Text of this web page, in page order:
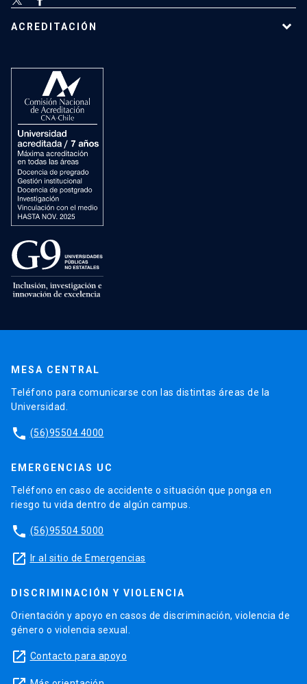
ACREDITACIÓN
MESA CENTRAL
Teléfono para comunicarse con las distintas áreas de la
Universidad.
phone (56)95504 4000
EMERGENCIAS UC
Teléfono en caso de accidente o situación que ponga en
riesgo tu vida dentro de algún campus.
phone (56)95504 5000
launch Ir al sitio de Emergencias
DISCRIMINACIÓN Y VIOLENCIA
Orientación y apoyo en casos de discriminación, violencia de
género o violencia sexual.
launch Contacto para apoyo